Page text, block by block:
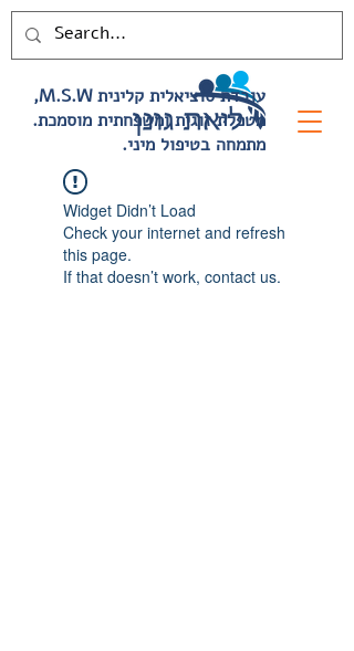
,M.S.W עובדת סוציאלית קלינית
.מטפלת זוגית ומשפחתית מוסמכת
.מתמחה בטיפול מיני
Widget Didn’t Load
Check your internet and refresh
this page.
If that doesn’t work, contact us.